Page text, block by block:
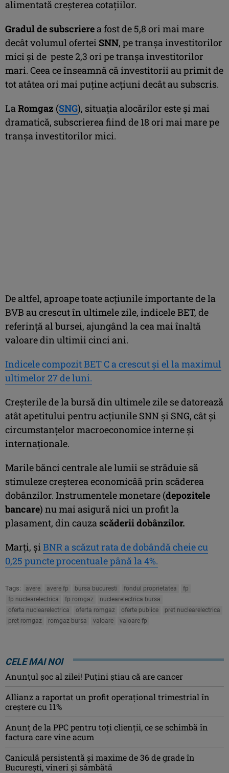
alimentată creşterea cotaţiilor.
Gradul de subscrierea fost de 5,8 ori mai mare
decât volumul ofertei SNN, pe tranşa investitorilor
mici şi de peste 2,3 ori pe tranşa investitorilor
mari. Ceea ce înseamnă că investitorii au primit de
tot atâtea ori mai puţine acţiuni decât au subscris.
LaRomgaz (SNG), situaţia alocărilor este şi mai
dramatică, subscrierea fiind de 18 ori mai mare pe
tranşa investitorilor mici.
De altfel, aproape toate acţiunile importante de la
BVB au crescut în ultimele zile, indicele BET, de
referinţă al bursei, ajungând la cea mai înaltă
valoare din ultimii cinci ani.
Indicele compozit BET C a crescut şi el la maximul
ultimelor 27 de luni.
Creşterile de la bursă din ultimele zile se datorează
atât apetitului pentru acţiunile SNN şi SNG, cât şi
circumstanţelor macroeconomice interne şi
internaţionale.
Marile bănci centrale ale lumii se străduie să
stimuleze creşterea economicâă prin scăderea
dobânzilor. Instrumentele monetare (depozitele
bancare) nu mai asigură nici un profit la
plasament, din cauza scăderii dobânzilor.
Marţi, şiBNR a scăzut rata de dobândă cheie cu
0,25 puncte procentuale până la 4%.
Tags: avere avere fp bursa bucuresti fondul proprietatea
fp
fp nuclearelectrica
fp romgaz
nuclearelectrica bursa
oferta nuclearelectrica
oferta romgaz oferte publice
pret nuclearelectrica
pret romgaz
romgaz bursa valoare valoare fp
CELE MAI NOI
Anunţul şoc al zilei! Puţini ştiau că are cancer
Allianz a raportat un profit operaţional trimestrial în
creștere cu 11%
Anunț de la PPC pentru toți clienții, ce se schimbă în
factura care vine acum
Caniculă persistentă şi maxime de 36 de grade în
Bucureşti, vineri şi sâmbătă